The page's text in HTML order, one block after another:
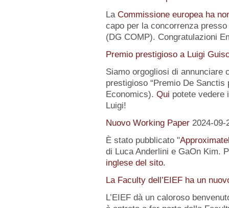
La Commissione europea ha
capo per la concorrenza
(DG COMP). Congratulazioni
Premio prestigioso a Luigi
Siamo orgogliosi di annunciare
prestigioso “Premio De
Economics). Qui potete vedere
Luigi!
Nuovo Working Paper 2024-09-
È stato pubblicato "
di Luca Anderlini e GaOn Kim.
inglese del sito.
La Faculty dell’EIEF ha un
L’EIEF dà un caloroso